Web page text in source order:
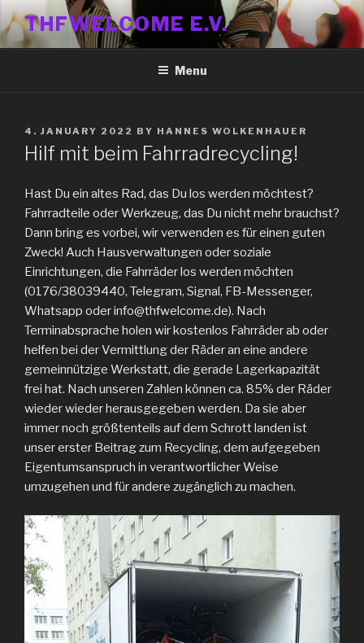
Skip
to
content
THFWELCOME E.V.
Menu
POSTED
ON
4. JANUARY 2022 BY HANNES WOLKENHAUER
Hilf mit beim Fahrradrecycling!
Hast Du ein altes Rad, das Du los werden möchtest?
Fahrradteile oder Werkzeug, das Du nicht mehr brauchst?
Dann bring es vorbei, wir verwenden es für einen guten
Zweck! Auch Hausverwaltungen oder soziale
Einrichtungen, die Fahrräder los werden möchten
(0176/38039440, Telegram, Signal, FB-Messenger,
Whatsapp oder info@thfwelcome.de). Nach
Terminabsprache holen wir kostenlos Fahrräder ab oder
helfen bei der Vermittlung der Räder an eine andere
gemeinnützige Werkstatt, die gerade Lagerkapazität
frei hat. Nach unseren Zahlen können ca. 85% der Räder
wieder wieder herausgegeben werden. Da sie aber
immer noch größtenteils auf dem Schrott landen ist
unser erster Beitrag zum Recycling, dem aufgegeben
Eigentumsanspruch in verantwortlicher Weise
umzugehen und für andere zugänglich zu machen.